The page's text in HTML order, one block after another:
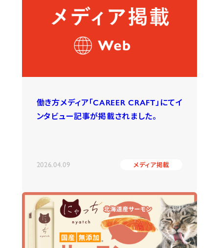
働き方メディア「CAREER CRAFT」にてイ
ンタビュー記事が掲載されました。
2026.04.09 メディア掲載